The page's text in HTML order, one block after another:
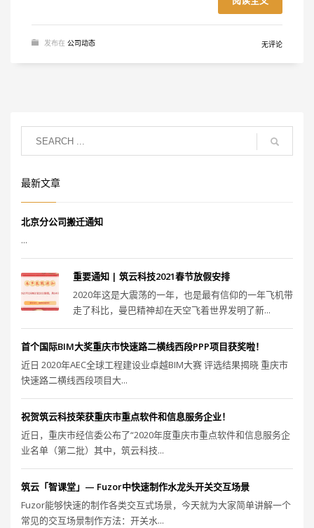
发布在 公司动态 无评论
最新文章
北京分公司搬迁通知
...
重要通知 | 筑云科技2021春节放假安排
2020年这是大震荡的一年，也是最有信仰的一年飞机带
走了科比，曼巴精神却在天空飞着世界发明了新...
首个国际BIM大奖重庆市快速路二横线西段PPP项目获奖啦！
近日 2020年AEC全球工程建设业卓越BIM大赛 评选结果揭晓 重庆市
快速路二横线西段项目大...
祝贺筑云科技荣获重庆市重点软件和信息服务企业！
近日，重庆市经信委公布了“2020年度重庆市重点软件和信息服务企
业名单（第二批）其中，筑云科技...
筑云「智课堂」— Fuzor中快速制作水龙头开关交互场景
Fuzor能够快速的制作各类交互式场景，今天就为大家简单讲解一个
常见的交互场景制作方法：开关水...